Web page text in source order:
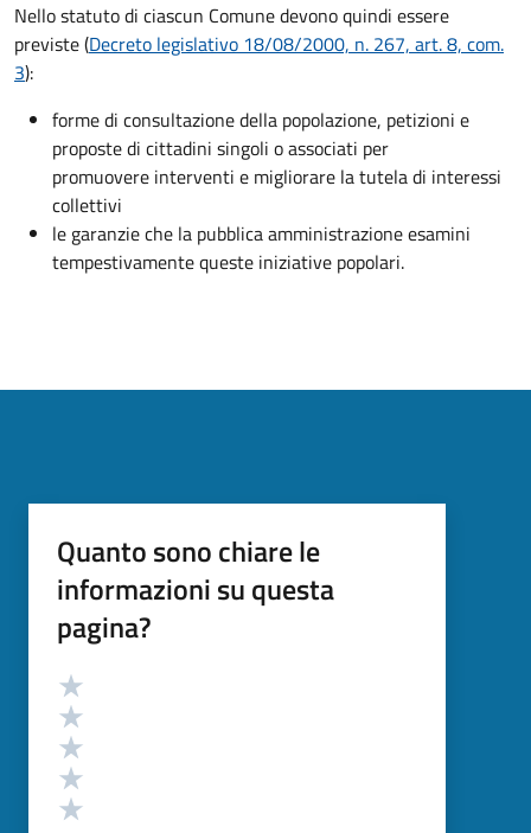
Nello statuto di ciascun Comune devono quindi essere
previste (Decreto legislativo 18/08/2000, n. 267, art. 8, com.
3):
forme di consultazione della popolazione, petizioni e
proposte di cittadini singoli o associati per
promuovere interventi e migliorare la tutela di interessi
collettivi
le garanzie che la pubblica amministrazione esamini
tempestivamente queste iniziative popolari.
Quanto sono chiare le
informazioni su questa
pagina?
Valutazione